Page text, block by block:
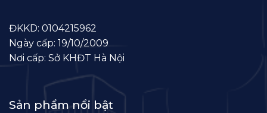
ĐKKD: 0104215962
Ngày cấp: 19/10/2009
Nơi cấp: Sở KHĐT Hà Nội
Sản phẩm nổi bật